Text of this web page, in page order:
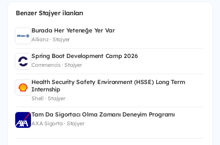
Benzer Stajyer ilanları
Burada Her Yeteneğe Yer Var
Allianz · Stajyer
Spring Boot Development Camp 2026
Commencis · Stajyer
Health Security Safety Environment (HSSE) Long Term
Internship
Shell · Stajyer
Tam Da Sigortacı Olma Zamanı Deneyim Programı
AXA Sigorta · Stajyer